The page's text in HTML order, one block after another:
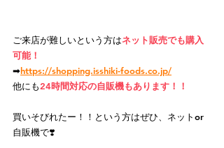
ご来店が難しいという方はネット販売でも購入
可能！
➡https://shopping.isshiki-foods.co.jp/
他にも24時間対応の自販機もあります！！
買いそびれたー！！という方はぜひ、ネットor
自販機で❣️